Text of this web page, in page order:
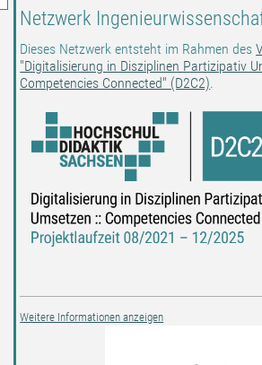
Netzwerk
Dieses Netzwerk entsteht im Rahmen des
"Digitalisierung in Disziplinen Partizipativ
Competencies Connected" (D2C2).
Weitere Informationen anzeigen